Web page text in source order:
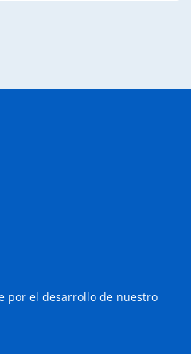
por el desarrollo de nuestro